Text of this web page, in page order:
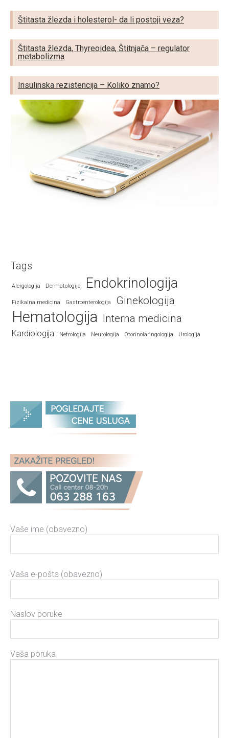
Štitasta žlezda i holesterol- da li postoji veza?
Štitasta žlezda, Thyreoidea, Štitnjača – regulator
metabolizma
Insulinska rezistencija – Koliko znamo?
Tags
Alergologija Dermatologija Endokrinologija
Fizikalna medicina Gastroenterologija Ginekologija
Hematologija Interna medicina
Kardiologija Nefrologija Neurologija Otorinolaringologija Urologija
Vaše ime (obavezno)
Vaša e-pošta (obavezno)
Naslov poruke
Vaša poruka